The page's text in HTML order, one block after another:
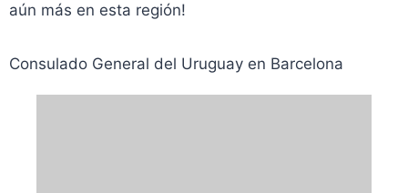
aún más en esta región!
Consulado General del Uruguay en Barcelona